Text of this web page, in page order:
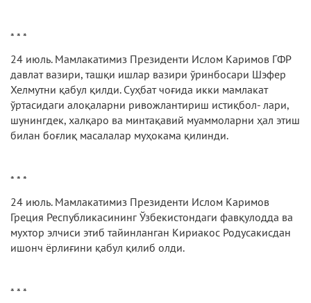
* * *
24 июль. Мамлакатимиз Президенти Ислом Каримов ГФР
давлат вазири, ташқи ишлар вазири ўринбосари Шэфер
Хелмутни қабул қилди. Суҳбат чоғида икки мамлакат
ўртасидаги алоқаларни ривожлантириш истиқбол- лари,
шунингдек, халқаро ва минтақавий муаммоларни ҳал этиш
билан боғлиқ масалалар муҳокама қилинди.
* * *
24 июль. Мамлакатимиз Президенти Ислом Каримов
Греция Республикасининг Ўзбекистондаги фавқулодда ва
мухтор элчиси этиб тайинланган Кириакос Родусакисдан
ишонч ёрлиғини қабул қилиб олди.
* * *